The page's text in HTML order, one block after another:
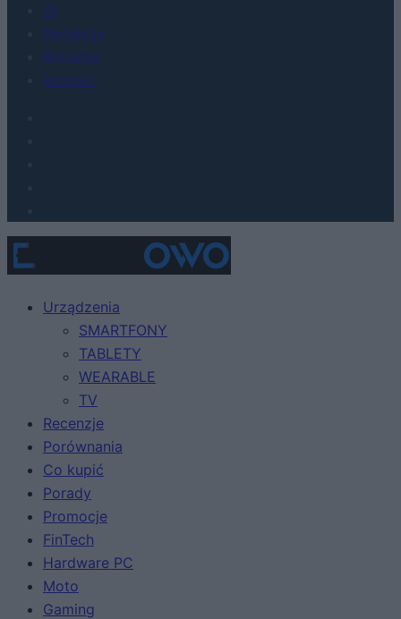
AI
Redakcja
Reklama
Kontakt
Urządzenia
SMARTFONY
TABLETY
WEARABLE
TV
Recenzje
Porównania
Co kupić
Porady
Promocje
FinTech
Hardware PC
Moto
Gaming